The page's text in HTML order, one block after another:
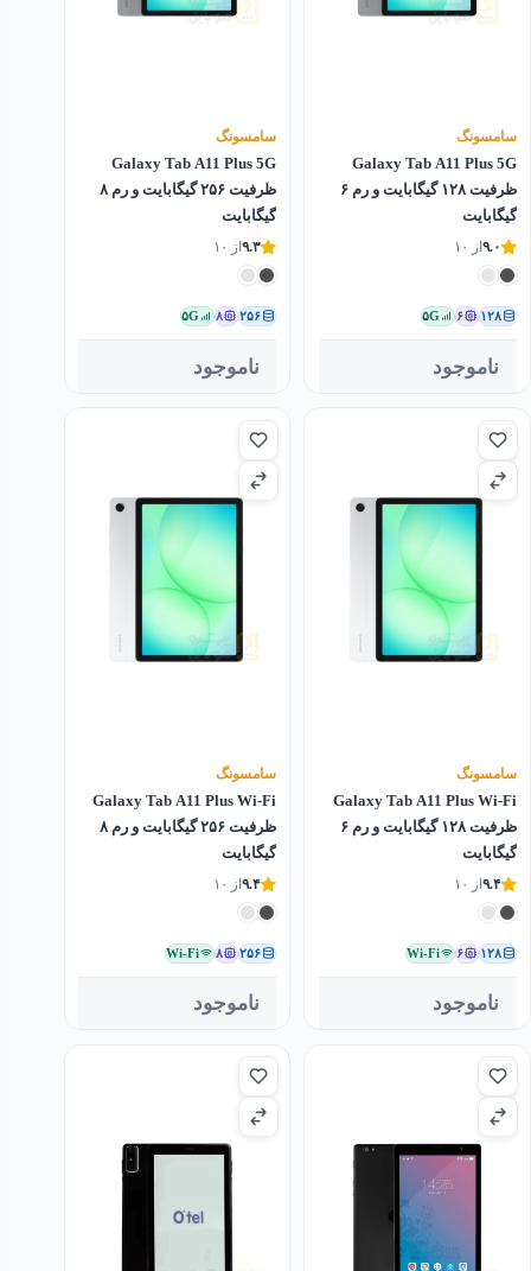
سامسونگ
Galaxy Tab A11 Plus 5G
ظرفیت ۱۲۸ گیگابایت و رم ۶
گیگابایت
۹.۰از ۱۰
۱۲۸ ۶ ۵G
ناموجود
سامسونگ
Galaxy Tab A11 Plus 5G
ظرفیت ۲۵۶ گیگابایت و رم ۸
گیگابایت
۹.۳از ۱۰
۲۵۶ ۸ ۵G
ناموجود
سامسونگ
Galaxy Tab A11 Plus Wi-Fi
ظرفیت ۱۲۸ گیگابایت و رم ۶
گیگابایت
۹.۴از ۱۰
۱۲۸ ۶ Wi-Fi
ناموجود
سامسونگ
Galaxy Tab A11 Plus Wi-Fi
ظرفیت ۲۵۶ گیگابایت و رم ۸
گیگابایت
۹.۴از ۱۰
۲۵۶ ۸ Wi-Fi
ناموجود